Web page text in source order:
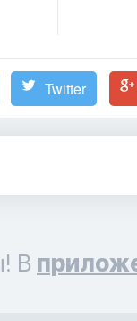
Twitter
В